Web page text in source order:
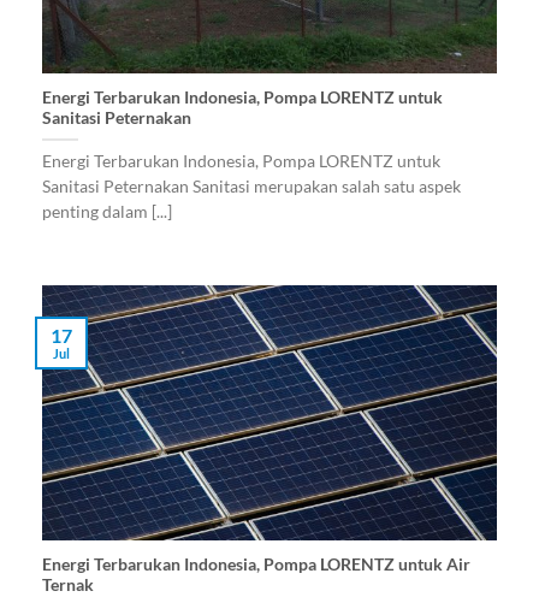
Energi Terbarukan Indonesia, Pompa LORENTZ untuk
Sanitasi Peternakan
Energi Terbarukan Indonesia, Pompa LORENTZ untuk
Sanitasi Peternakan Sanitasi merupakan salah satu aspek
penting dalam [...]
Energi Terbarukan Indonesia, Pompa LORENTZ untuk Air
Ternak
17
Jul